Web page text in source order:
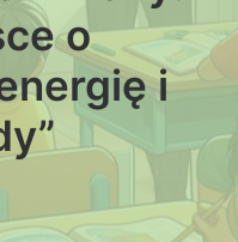
o
i